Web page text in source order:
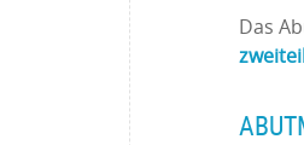
Das